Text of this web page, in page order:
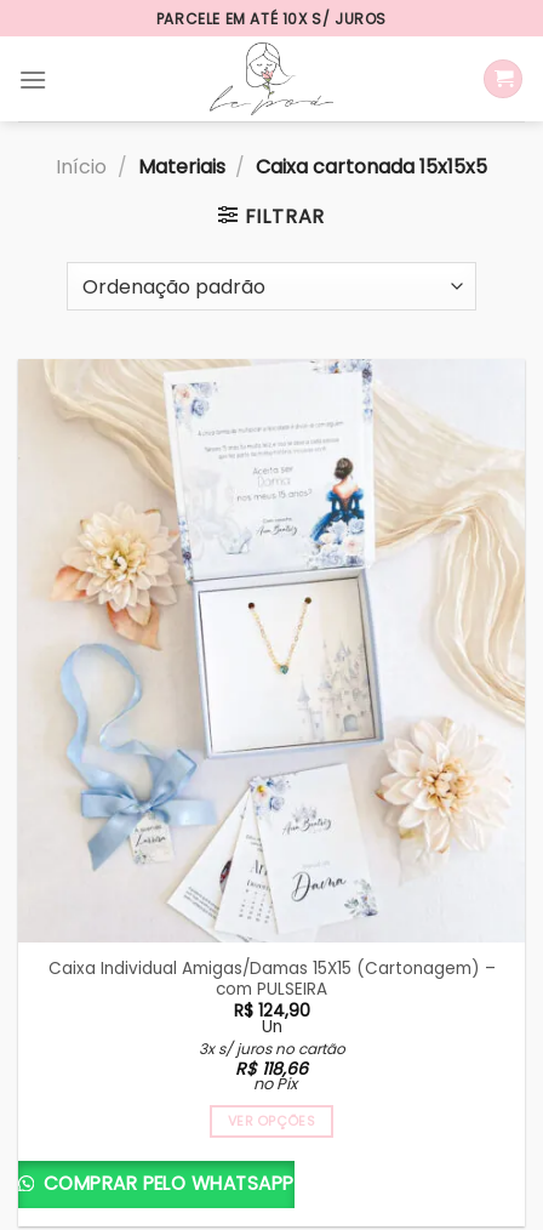
to
content
PARCELE EM ATÉ 10X S/ JUROS
Início / Materiais / Caixa cartonada 15x15x5
FILTRAR
Caixa Individual Amigas/Damas 15X15 (Cartonagem) –
com PULSEIRA
R$124,90
Un
3x s/ juros no cartão
R$118,66
no Pix
VER OPÇÕES
COMPRAR PELO WHATSAPP